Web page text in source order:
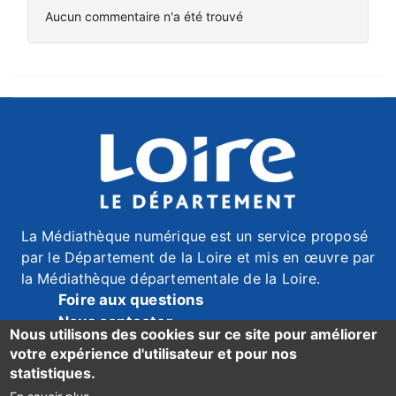
Aucun commentaire n'a été trouvé
La Médiathèque numérique est un service proposé
par le Département de la Loire et mis en œuvre par
la Médiathèque départementale de la Loire.
Foire aux questions
Nous contacter
Mentions légales
Données personnelles
Accessibilité du site : mention de conformité ici
Nous utilisons des cookies sur ce site pour améliorer
votre expérience d'utilisateur et pour nos
statistiques.